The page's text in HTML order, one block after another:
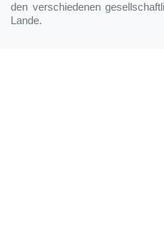
den verschiedenen
Lande.